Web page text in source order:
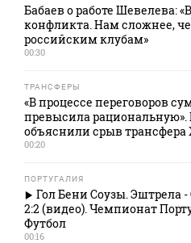
Бабаев о работе Шевелева:
конфликта. Нам сложнее,
российским клубам»
00:30
ТРАНСФЕРЫ
«В процессе переговоров
превысила
объяснили срыв трансфера
00:20
ПОРТУГАЛИЯ
Гол Бени Соузы. Эштрела -
2:2 (видео). Чемпионат
Футбол
00:16